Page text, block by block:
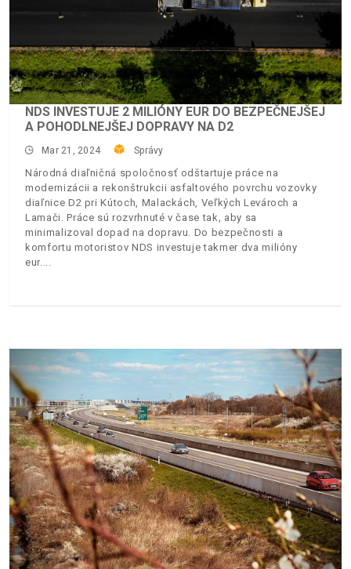
NDS INVESTUJE 2 MILIÓNY EUR DO BEZPEČNEJŠEJ
A POHODLNEJŠEJ DOPRAVY NA D2
Mar 21, 2024 Správy
Národná diaľničná spoločnosť odštartuje práce na
modernizácii a rekonštrukcii asfaltového povrchu vozovky
diaľnice D2 pri Kútoch, Malackách, Veľkých Levároch a
Lamači. Práce sú rozvrhnuté v čase tak, aby sa
minimalizoval dopad na dopravu. Do bezpečnosti a
komfortu motoristov NDS investuje takmer dva milióny
eur.